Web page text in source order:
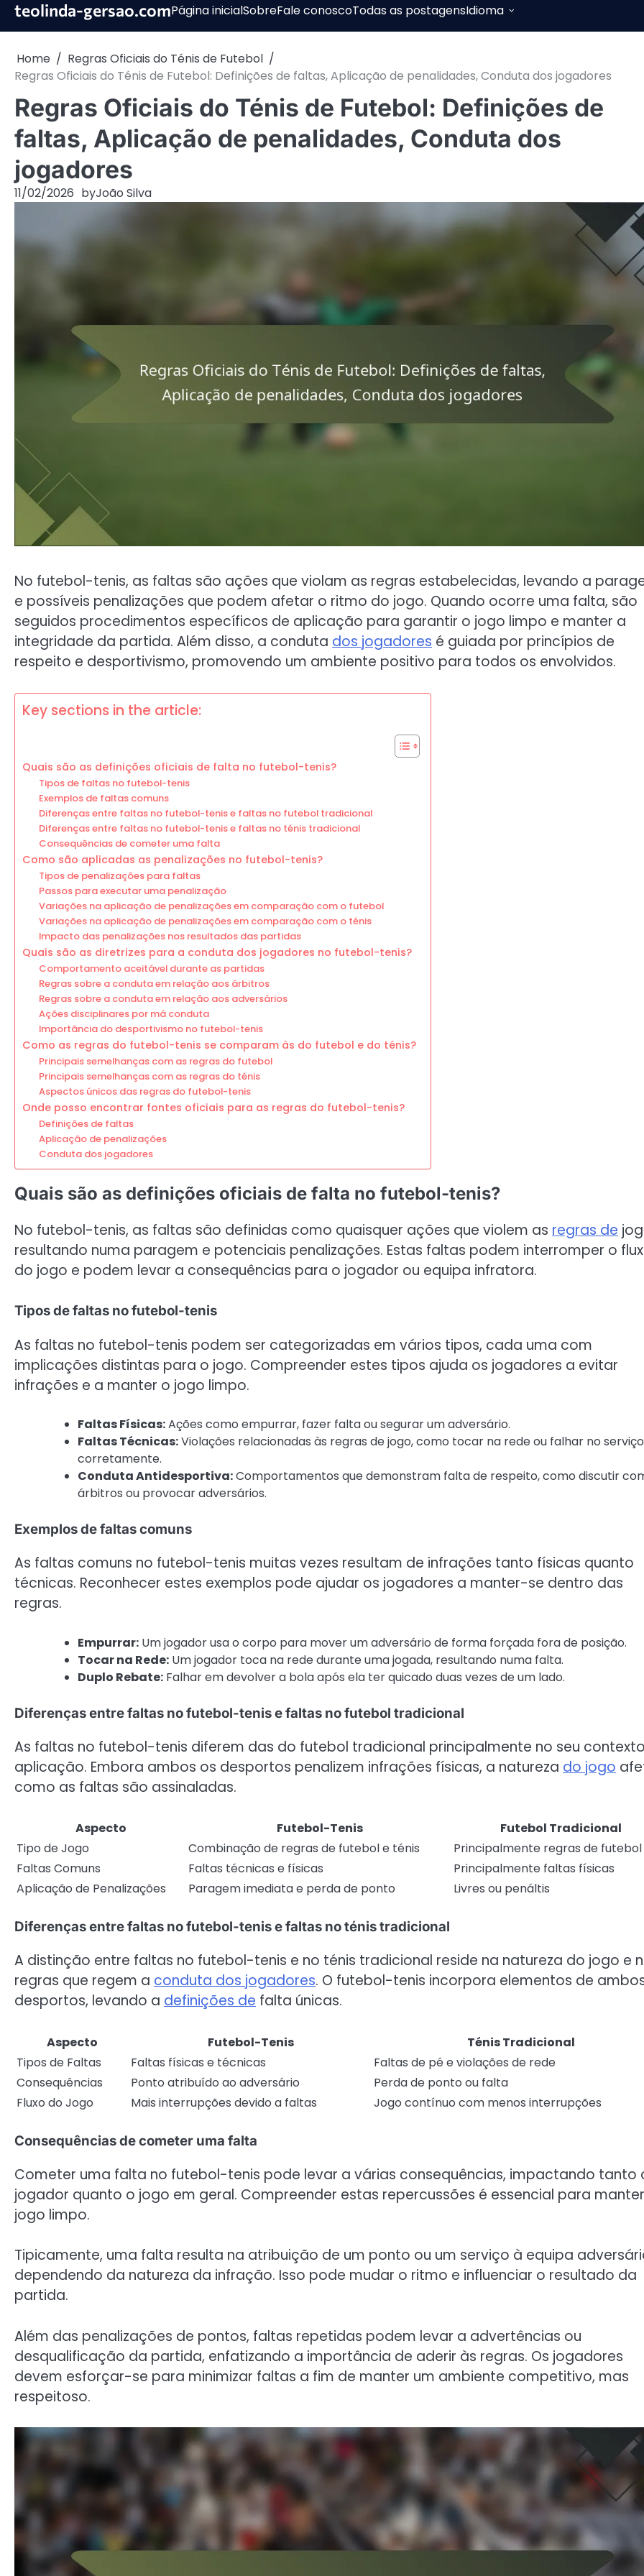
Skipteolinda-gersao.comPágina inicialSobreFale conoscoTodas as postagensIdioma
Home
Regras Oficiais do Ténis de Futebol
Regras Oficiais do Ténis de Futebol: Definições de faltas, Aplicação de penalidades, Conduta dos jogadores
Regras Oficiais do Ténis de Futebol: Definições de
faltas, Aplicação de penalidades, Conduta dos
jogadores
11/02/2026 byJoão Silva
No futebol-tenis, as faltas são ações que violam as regras estabelecidas, levando a
e possíveis penalizações que podem afetar o ritmo do jogo. Quando ocorre uma falta, são
seguidos procedimentos específicos de aplicação para garantir o jogo limpo e manter a
integridade da partida. Além disso, a conduta dos jogadores é guiada por princípios de
respeito e desportivismo, promovendo um ambiente positivo para todos os envolvidos.
Key sections in the article:
Quais são as definições oficiais de falta no futebol-tenis?
Tipos de faltas no futebol-tenis
Exemplos de faltas comuns
Diferenças entre faltas no futebol-tenis e faltas no futebol tradicional
Diferenças entre faltas no futebol-tenis e faltas no ténis tradicional
Consequências de cometer uma falta
Como são aplicadas as penalizações no futebol-tenis?
Tipos de penalizações para faltas
Passos para executar uma penalização
Variações na aplicação de penalizações em comparação com o futebol
Variações na aplicação de penalizações em comparação com o ténis
Impacto das penalizações nos resultados das partidas
Quais são as diretrizes para a conduta dos jogadores no futebol-tenis?
Comportamento aceitável durante as partidas
Regras sobre a conduta em relação aos árbitros
Regras sobre a conduta em relação aos adversários
Ações disciplinares por má conduta
Importância do desportivismo no futebol-tenis
Como as regras do futebol-tenis se comparam às do futebol e do ténis?
Principais semelhanças com as regras do futebol
Principais semelhanças com as regras do ténis
Aspectos únicos das regras do futebol-tenis
Onde posso encontrar fontes oficiais para as regras do futebol-tenis?
Definições de faltas
Aplicação de penalizações
Conduta dos jogadores
Quais são as definições oficiais de falta no futebol-tenis?
No futebol-tenis, as faltas são definidas como quaisquer ações que violem as regras de
resultando numa paragem e potenciais penalizações. Estas faltas podem interromper o
do jogo e podem levar a consequências para o jogador ou equipa infratora.
Tipos de faltas no futebol-tenis
As faltas no futebol-tenis podem ser categorizadas em vários tipos, cada uma com
implicações distintas para o jogo. Compreender estes tipos ajuda os jogadores a evitar
infrações e a manter o jogo limpo.
Faltas Físicas:Ações como empurrar, fazer falta ou segurar um adversário.
Faltas Técnicas:Violações relacionadas às regras de jogo, como tocar na rede ou falhar no serviço
corretamente.
Conduta Antidesportiva:Comportamentos que demonstram falta de respeito, como discutir
árbitros ou provocar adversários.
Exemplos de faltas comuns
As faltas comuns no futebol-tenis muitas vezes resultam de infrações tanto físicas quanto
técnicas. Reconhecer estes exemplos pode ajudar os jogadores a manter-se dentro das
regras.
Empurrar: Um jogador usa o corpo para mover um adversário de forma forçada fora de posição.
Tocar na Rede: Um jogador toca na rede durante uma jogada, resultando numa falta.
Duplo Rebate: Falhar em devolver a bola após ela ter quicado duas vezes de um lado.
Diferenças entre faltas no futebol-tenis e faltas no futebol tradicional
As faltas no futebol-tenis diferem das do futebol tradicional principalmente no seu
aplicação. Embora ambos os desportos penalizem infrações físicas, a natureza do jogo
como as faltas são assinaladas.
Aspecto Futebol-Tenis
Futebol Tradicional
Tipo de Jogo
Combinação de regras de futebol e ténis
Principalmente regras de futebol
Faltas Comuns
Faltas técnicas e físicas
Principalmente faltas físicas
Aplicação de Penalizações
Paragem imediata e perda de ponto Livres ou penáltis
Diferenças entre faltas no futebol-tenis e faltas no ténis tradicional
A distinção entre faltas no futebol-tenis e no ténis tradicional reside na natureza do jogo e
regras que regem a conduta dos jogadores. O futebol-tenis incorpora elementos de
desportos, levando a definições de falta únicas.
Aspecto Futebol-Tenis
Ténis Tradicional
Tipos de Faltas
Faltas físicas e técnicas
Faltas de pé e violações de rede
Consequências
Ponto atribuído ao adversário
Perda de ponto ou falta
Fluxo do Jogo
Mais interrupções devido a faltas Jogo contínuo com menos interrupções
Consequências de cometer uma falta
Cometer uma falta no futebol-tenis pode levar a várias consequências, impactando tanto
jogador quanto o jogo em geral. Compreender estas repercussões é essencial para
jogo limpo.
Tipicamente, uma falta resulta na atribuição de um ponto ou um serviço à equipa
dependendo da natureza da infração. Isso pode mudar o ritmo e influenciar o resultado da
partida.
Além das penalizações de pontos, faltas repetidas podem levar a advertências ou
desqualificação da partida, enfatizando a importância de aderir às regras. Os jogadores
devem esforçar-se para minimizar faltas a fim de manter um ambiente competitivo, mas
respeitoso.